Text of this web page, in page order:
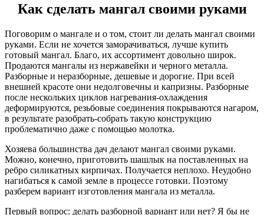
Как сделать мангал своими руками
Поговорим о мангале и о том, стоит ли делать мангал своими
руками. Если не хочется заморачиваться, лучше купить
готовый мангал. Благо, их ассортимент довольно широк.
Продаются мангалы из нержавейки и черного металла.
Разборные и неразборные, дешевые и дорогие. При всей
внешней красоте они недолговечны и капризны. Разборные
после нескольких циклов нагревания-охлаждения
деформируются, резьбовые соединения покрываются нагаром,
в результате разобрать-собрать такую конструкцию
проблематично даже с помощью молотка.
Хозяева большинства дач делают мангал своими руками.
Можно, конечно, приготовить шашлык на поставленных на
ребро силикатных кирпичах. Получается неплохо. Неудобно
нагибаться к самой земле в процессе готовки. Поэтому
разберем вариант изготовления мангала из металла.
Первый вопрос: делать разборной вариант или нет? Я бы не